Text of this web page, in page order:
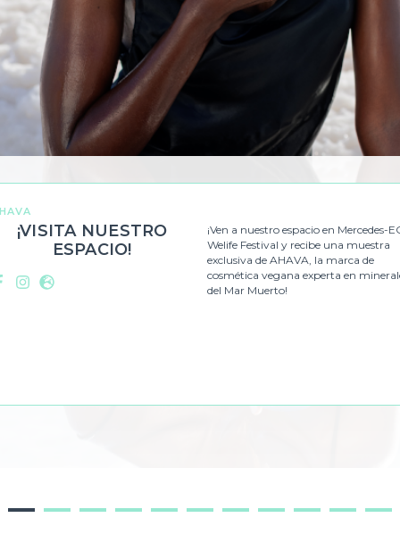
¡VISITA NUESTRO
ESPACIO!
Facebook
Instagram
Web
¡Ven a nuestro espacio en Mercedes-
Welife Festival y recibe una muestra
exclusiva de AHAVA, la marca de
cosmética vegana experta en
del Mar Muerto!
1 2 3 4 5 6 7 8 9 10 11